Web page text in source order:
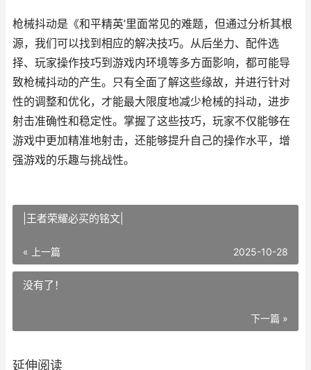
枪械抖动是《和平精英’里面常见的难题，但通过分析其根
源，我们可以找到相应的解决技巧。从后坐力、配件选
择、玩家操作技巧到游戏内环境等多方面影响，都可能导
致枪械抖动的产生。只有全面了解这些缘故，并进行针对
性的调整和优化，才能最大限度地减少枪械的抖动，进步
射击准确性和稳定性。掌握了这些技巧，玩家不仅能够在
游戏中更加精准地射击，还能够提升自己的操作水平，增
强游戏的乐趣与挑战性。
|王者荣耀必买的铭文|
« 上一篇 2025-10-28
没有了！
下一篇 »
延伸阅读